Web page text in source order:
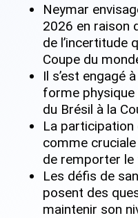
Neymar
2026 en raison
de l’incertitude
Coupe du
Il s’est engagé
forme
du Brésil à la
La
comme
de remporter le
Les défis de
posent des
maintenir son